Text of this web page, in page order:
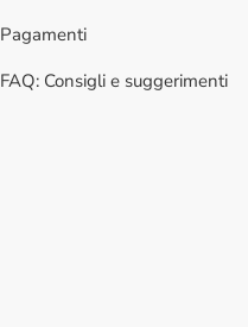
Pagamenti
FAQ: Consigli e suggerimenti